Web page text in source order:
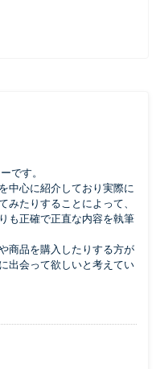
です。
中心に紹介しており実際に
みたりすることによって、
も正確で正直な内容を執筆
商品を購入したりする方が
出会って欲しいと考えてい